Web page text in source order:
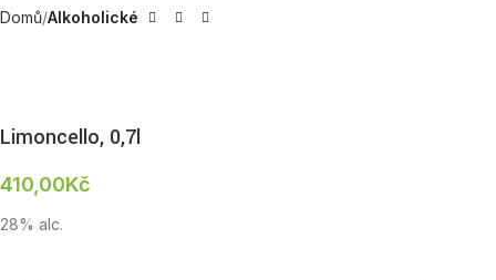
Domů Alkoholické
Limoncello, 0,7l
410,00Kč
28% alc.